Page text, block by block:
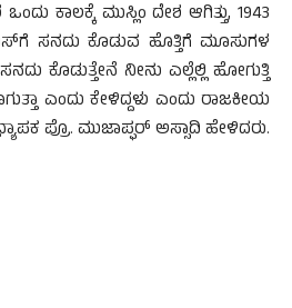
ಕಾಲಕ್ಕೆ ಮುಸ್ಲಿಂ ದೇಶ ಆಗಿತ್ತು, 1943
ಸನದು ಕೊಡುವ ಹೊತ್ತಿಗೆ ಮೂಸುಗಳ
ಕೊಡುತ್ತೇನೆ ನೀನು ಎಲ್ಲೆಲ್ಲಿ ಹೋಗುತ್ತಿ
ಎಂದು ಕೇಳಿದ್ದಳು ಎಂದು ರಾಜಕೀಯ
ಪ್ರೊ. ಮುಜಾಪ್ಫರ್ ಅಸ್ಸಾದಿ ಹೇಳಿದರು.